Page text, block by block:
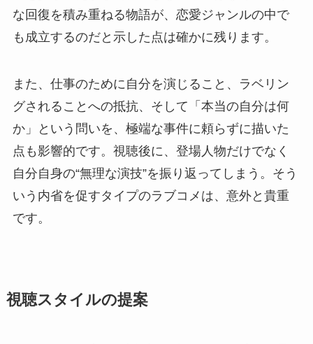
な回復を積み重ねる物語が、恋愛ジャンルの中で
も成立するのだと示した点は確かに残ります。
また、仕事のために自分を演じること、ラベリン
グされることへの抵抗、そして「本当の自分は何
か」という問いを、極端な事件に頼らずに描いた
点も影響的です。視聴後に、登場人物だけでなく
自分自身の“無理な演技”を振り返ってしまう。そう
いう内省を促すタイプのラブコメは、意外と貴重
です。
視聴スタイルの提案